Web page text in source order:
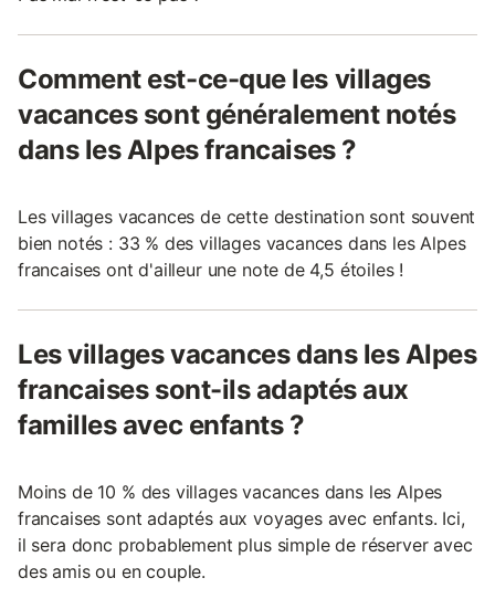
Comment est-ce-que les villages
vacances sont généralement notés
dans les Alpes francaises ?
Les villages vacances de cette destination sont souvent
bien notés : 33 % des villages vacances dans les Alpes
francaises ont d'ailleur une note de 4,5 étoiles !
Les villages vacances dans les Alpes
francaises sont-ils adaptés aux
familles avec enfants ?
Moins de 10 % des villages vacances dans les Alpes
francaises sont adaptés aux voyages avec enfants. Ici,
il sera donc probablement plus simple de réserver avec
des amis ou en couple.